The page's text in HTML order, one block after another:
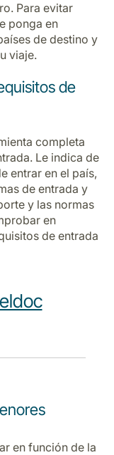
Para evitar
ponga en
de destino y
viaje.
de
completa
Le indica de
entrar en el país,
de entrada y
y las normas
en
de entrada
en función de la